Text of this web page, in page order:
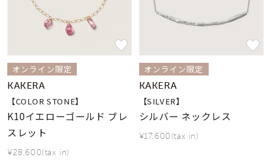
オンライン限定
KAKERA
【COLOR STONE】
K10イエローゴールド ブレ
スレット
¥28,600(tax in)
オンライン限定
KAKERA
【SILVER】
シルバー ネックレス
¥17,600(tax in)